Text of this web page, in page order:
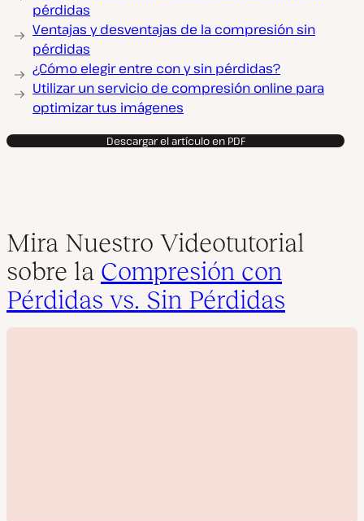
pérdidas
Ventajas y desventajas de la compresión sin
pérdidas
¿Cómo elegir entre con y sin pérdidas?
Utilizar un servicio de compresión online para
optimizar tus imágenes
Descargar el artículo en PDF
Mira Nuestro Videotutorial
sobre la Compresión con
Pérdidas vs. Sin Pérdidas